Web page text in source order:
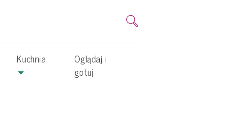
Kuchnia
Oglądaj i
gotuj